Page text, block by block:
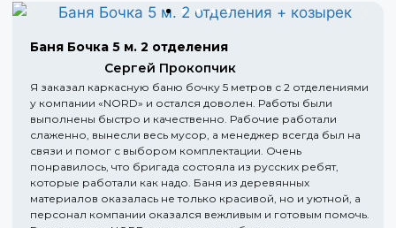
Баня Бочка 5 м. 2 отделения
Сергей Прокопчик
Я заказал каркасную баню бочку 5 метров с 2 отделениями
у компании «NORD» и остался доволен. Работы были
выполнены быстро и качественно. Рабочие работали
слаженно, вынесли весь мусор, а менеджер всегда был на
связи и помог с выбором комплектации. Очень
понравилось, что бригада состояла из русских ребят,
которые работали как надо. Баня из деревянных
материалов оказалась не только красивой, но и уютной, а
персонал компании оказался вежливым и готовым помочь.